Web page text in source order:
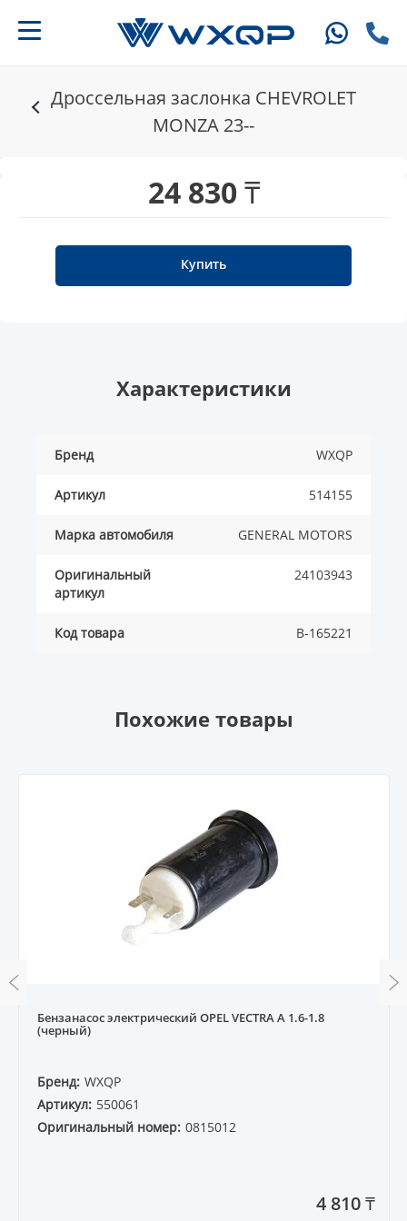
Дроссельная заслонка CHEVROLET
MONZA 23--
24 830 ₸
Купить
Характеристики
Бренд WXQP
Артикул 514155
Марка автомобиля GENERAL MOTORS
Оригинальный
артикул
24103943
Код товара B-165221
Похожие товары
Бензанасос электрический OPEL VECTRA A 1.6-1.8
(черный)
Бренд: WXQP
Артикул: 550061
Оригинальный номер: 0815012
4 810 ₸